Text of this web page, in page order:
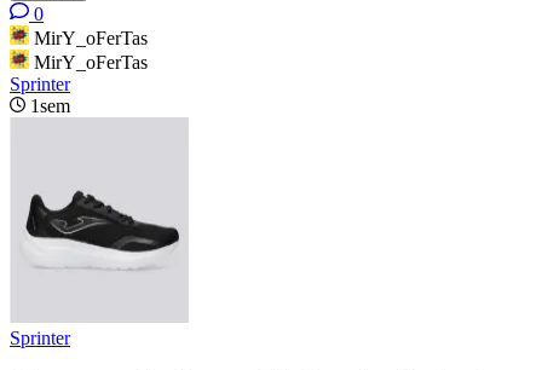
0
MirY_oFerTas
MirY_oFerTas
Sprinter
1sem
Sprinter